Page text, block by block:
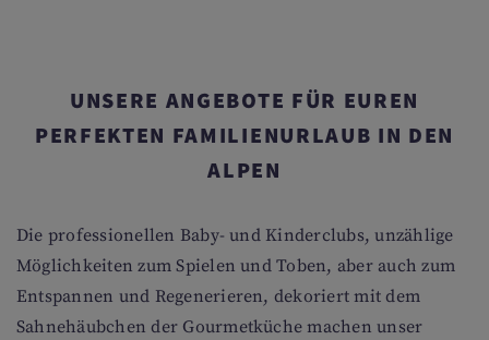
UNSERE ANGEBOTE FÜR EUREN
PERFEKTEN FAMILIENURLAUB IN DEN
ALPEN
Die professionellen Baby- und Kinderclubs, unzählige
Möglichkeiten zum Spielen und Toben, aber auch zum
Entspannen und Regenerieren, dekoriert mit dem
Sahnehäubchen der Gourmetküche machen unser